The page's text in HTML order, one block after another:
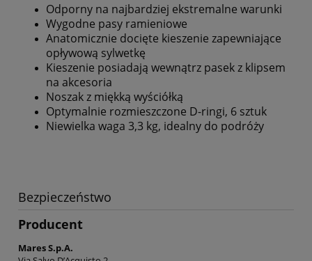
Odporny na najbardziej ekstremalne warunki
Wygodne pasy ramieniowe
Anatomicznie docięte kieszenie zapewniające
opływową sylwetkę
Kieszenie posiadają wewnątrz pasek z klipsem
na akcesoria
Noszak z miękką wyściółką
Optymalnie rozmieszczone D-ringi, 6 sztuk
Niewielka waga 3,3 kg, idealny do podróży
Bezpieczeństwo
Producent
Mares S.p.A.